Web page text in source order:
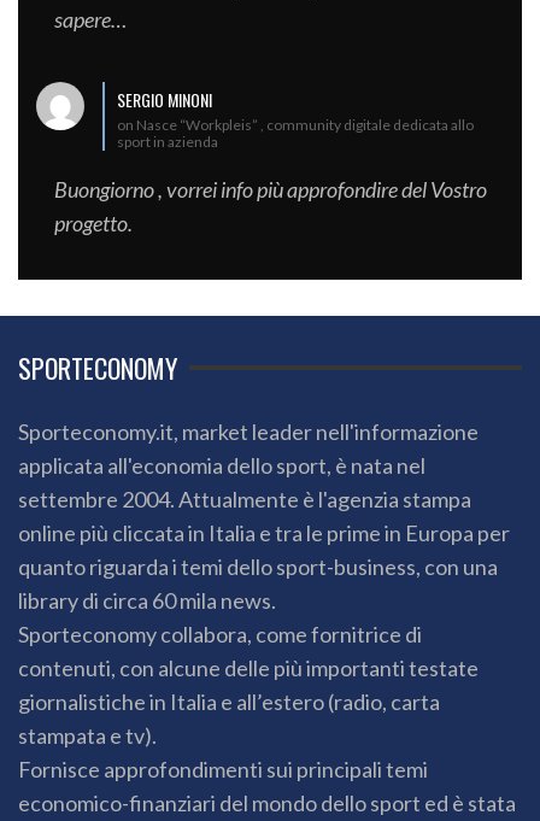
sapere…
SERGIO MINONI
on Nasce “Workpleis” , community digitale dedicata allo
sport in azienda
Buongiorno , vorrei info più approfondire del Vostro
progetto.
SPORTECONOMY
Sporteconomy.it, market leader nell'informazione
applicata all'economia dello sport, è nata nel
settembre 2004. Attualmente è l'agenzia stampa
online più cliccata in Italia e tra le prime in Europa per
quanto riguarda i temi dello sport-business, con una
library di circa 60 mila news.
Sporteconomy collabora, come fornitrice di
contenuti, con alcune delle più importanti testate
giornalistiche in Italia e all’estero (radio, carta
stampata e tv).
Fornisce approfondimenti sui principali temi
economico-finanziari del mondo dello sport ed è stata